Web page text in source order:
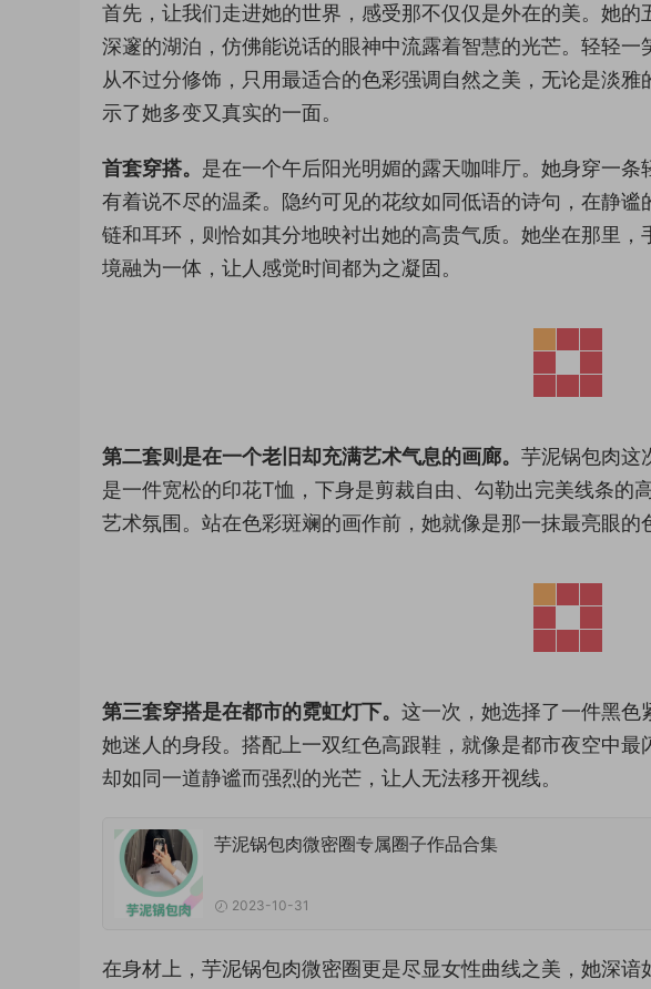
首先，让我们走进她的世界，感受那不仅仅是外在的美。她
深邃的湖泊，仿佛能说话的眼神中流露着智慧的光芒。轻轻
从不过分修饰，只用最适合的色彩强调自然之美，无论是淡
示了她多变又真实的一面。
首套穿搭。 是在一个午后阳光明媚的露天咖啡厅。她身穿一条
有着说不尽的温柔。隐约可见的花纹如同低语的诗句，在静
链和耳环，则恰如其分地映衬出她的高贵气质。她坐在那里
境融为一体，让人感觉时间都为之凝固。
第二套则是在一个老旧却充满艺术气息的画廊。 芋泥锅包肉这
是一件宽松的印花T恤，下身是剪裁自由、勾勒出完美线条的
艺术氛围。站在色彩斑斓的画作前，她就像是那一抹最亮眼的
第三套穿搭是在都市的霓虹灯下。 这一次，她选择了一件黑色
她迷人的身段。搭配上一双红色高跟鞋，就像是都市夜空中
却如同一道静谧而强烈的光芒，让人无法移开视线。
芋泥锅包肉微密圈专属圈子作品合集
2023-10-31
在身材上，芋泥锅包肉微密圈更是尽显女性曲线之美，她深